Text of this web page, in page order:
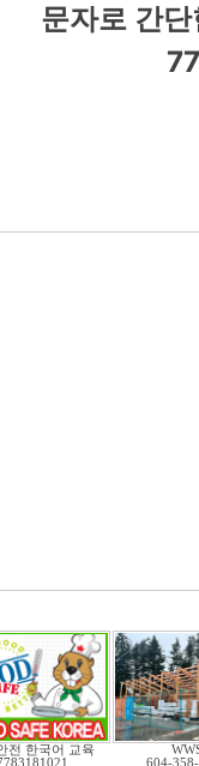
문자로 간
전 한국어 교육
604-